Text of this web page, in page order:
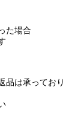
た場合
品は承っており